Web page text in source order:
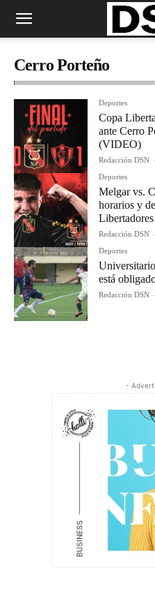
Cerro Porteño
Deportes
Copa
ante Cerro
(VIDEO)
Redacción DSN -
Deportes
Melgar vs.
horarios y
Redacción DSN -
Deportes
está
Redacción DSN -
-